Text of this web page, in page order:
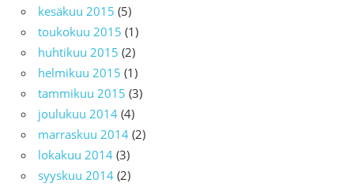
kesäkuu 2015 (5)
toukokuu 2015 (1)
huhtikuu 2015 (2)
helmikuu 2015 (1)
tammikuu 2015 (3)
joulukuu 2014 (4)
marraskuu 2014 (2)
lokakuu 2014 (3)
syyskuu 2014 (2)